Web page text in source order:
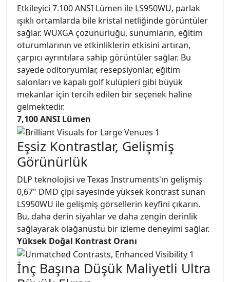
Etkileyici 7.100 ANSI Lümen ile LS950WU, parlak
ışıklı ortamlarda bile kristal netliğinde görüntüler
sağlar. WUXGA çözünürlüğü, sunumların, eğitim
oturumlarının ve etkinliklerin etkisini artıran,
çarpıcı ayrıntılara sahip görüntüler sağlar. Bu
sayede oditoryumlar, resepsiyonlar, eğitim
salonları ve kapalı golf kulüpleri gibi büyük
mekanlar için tercih edilen bir seçenek haline
gelmektedir.
7,100 ANSI Lümen
Eşsiz Kontrastlar, Gelişmiş
Görünürlük
DLP teknolojisi ve Texas Instruments'ın gelişmiş
0,67" DMD çipi sayesinde yüksek kontrast sunan
LS950WU ile gelişmiş görsellerin keyfini çıkarın.
Bu, daha derin siyahlar ve daha zengin derinlik
sağlayarak olağanüstü bir izleme deneyimi sağlar.
Yüksek Doğal Kontrast Oranı
İnç Başına Düşük Maliyetli Ultra